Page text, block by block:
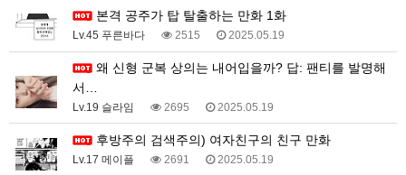
본격 공주가 탑 탈출하는 만화 1화
Lv.45 푸른바다 2515 2025.05.19
서…
Lv.19 슬라임 2695 2025.05.19
후방주의 검색주의) 여자친구의 친구 만화
Lv.17 메이플 2691 2025.05.19